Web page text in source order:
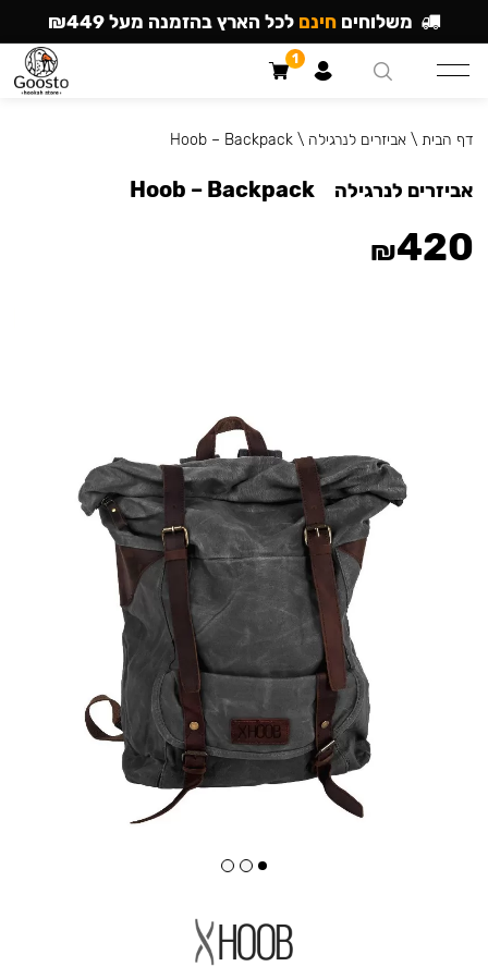
דף הבית \אביזרים לנרגילה \
Hoob – Backpack
אביזרים לנרגילה Hoob – Backpack
₪420
משלוחים חינם לכל הארץ בהזמנה מעל ₪449
1